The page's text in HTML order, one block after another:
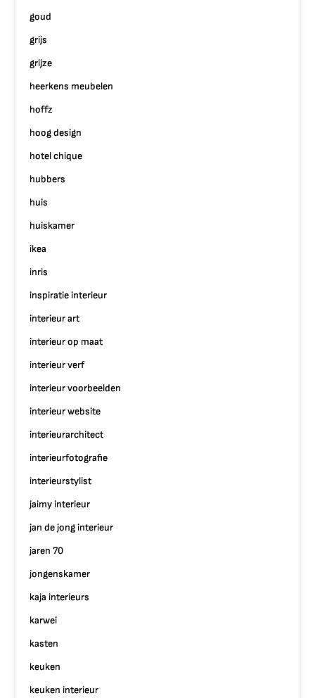
goud
grijs
grijze
heerkens meubelen
hoffz
hoog design
hotel chique
hubbers
huis
huiskamer
ikea
inris
inspiratie interieur
interieur art
interieur op maat
interieur verf
interieur voorbeelden
interieur website
interieurarchitect
interieurfotografie
interieurstylist
jaimy interieur
jan de jong interieur
jaren 70
jongenskamer
kaja interieurs
karwei
kasten
keuken
keuken interieur